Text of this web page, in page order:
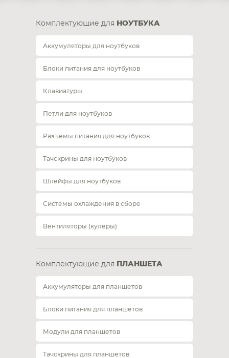
Комплектующие для НОУТБУКА
Аккумуляторы для ноутбуков
Блоки питания для ноутбуков
Клавиатуры
Петли для ноутбуков
Разъемы питания для ноутбуков
Тачскрины для ноутбуков
Шлейфы для ноутбуков
Системы охлаждения в сборе
Вентиляторы (кулеры)
Комплектующие для ПЛАНШЕТА
Аккумуляторы для планшетов
Блоки питания для планшетов
Модули для планшетов
Тачскрины для планшетов